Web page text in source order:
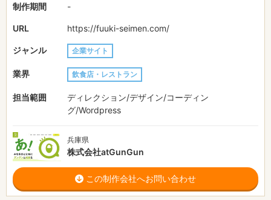
制作期間 -
URL https://fuuki-seimen.com/
ジャンル 企業サイト
業界 飲食店・レストラン
担当範囲
ディレクション/デザイン/コーディン
グ/Wordpress
兵庫県
株式会社atGunGun
この制作会社へお問い合わせ